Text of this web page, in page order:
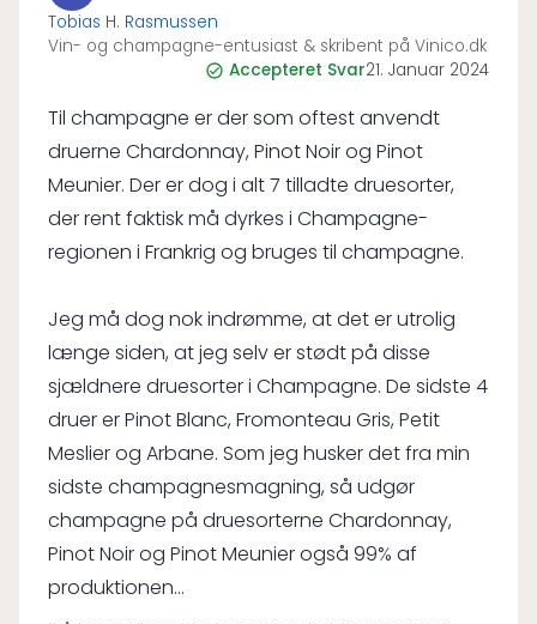
Tobias H. Rasmussen
Vin- og champagne-entusiast & skribent på Vinico.dk
Accepteret Svar21. Januar 2024
Til champagne er der som oftest anvendt
druerne Chardonnay, Pinot Noir og Pinot
Meunier. Der er dog i alt 7 tilladte druesorter,
der rent faktisk må dyrkes i Champagne-
regionen i Frankrig og bruges til champagne.
Jeg må dog nok indrømme, at det er utrolig
længe siden, at jeg selv er stødt på disse
sjældnere druesorter i Champagne. De sidste 4
druer er Pinot Blanc, Fromonteau Gris, Petit
Meslier og Arbane. Som jeg husker det fra min
sidste champagnesmagning, så udgør
champagne på druesorterne Chardonnay,
Pinot Noir og Pinot Meunier også 99% af
produktionen...